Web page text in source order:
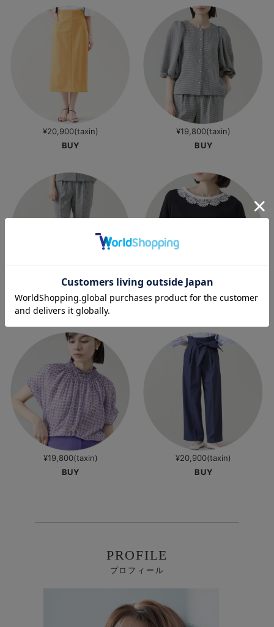
¥20,900(taxin)
BUY
¥19,800(taxin)
BUY
¥20,900(taxin)
BUY
¥17,600(taxin)
¥19,800(taxin)
BUY
¥20,900(taxin)
BUY
PROFILE
プロフィール